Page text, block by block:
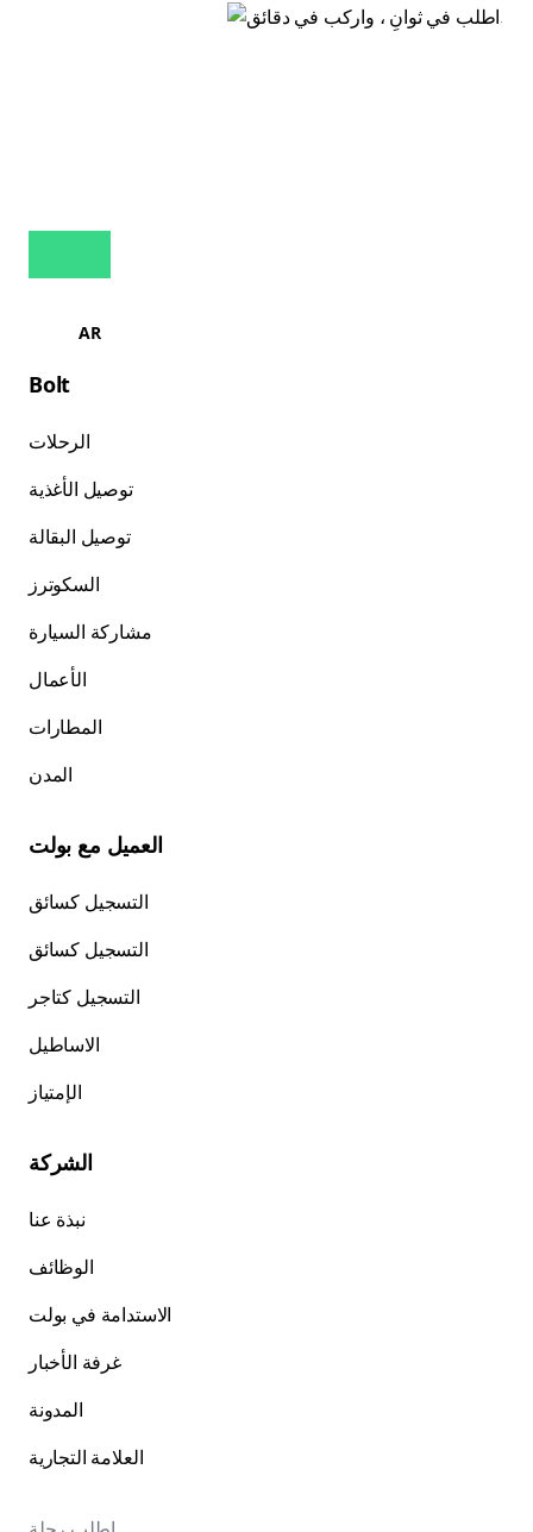
AR
Bolt
الرحلات
توصيل الأغذية
توصيل البقالة
السكوترز
مشاركة السيارة
الأعمال
المطارات
المدن
العميل مع بولت
التسجيل كسائق
التسجيل كسائق
التسجيل كتاجر
الاساطيل
الإمتياز
الشركة
نبذة عنا
الوظائف
الاستدامة في بولت
غرفة الأخبار
المدونة
العلامة التجارية